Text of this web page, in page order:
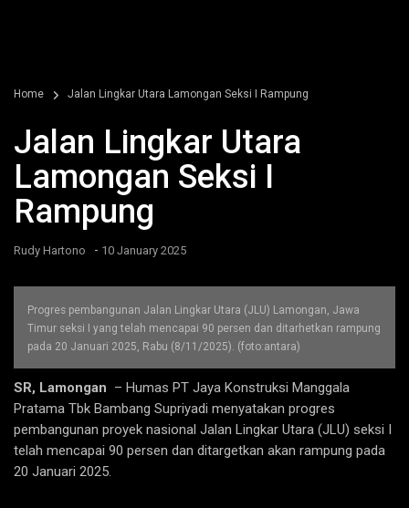
Home Jalan Lingkar Utara Lamongan Seksi I Rampung
Jalan Lingkar Utara
Lamongan Seksi I
Rampung
Rudy Hartono - 10 January 2025
Progres pembangunan Jalan Lingkar Utara (JLU) Lamongan, Jawa
Timur seksi I yang telah mencapai 90 persen dan ditarhetkan rampung
pada 20 Januari 2025, Rabu (8/11/2025). (foto:antara)
SR, Lamongan – Humas PT Jaya Konstruksi Manggala
Pratama Tbk Bambang Supriyadi menyatakan progres
pembangunan proyek nasional Jalan Lingkar Utara (JLU) seksi I
telah mencapai 90 persen dan ditargetkan akan rampung pada
20 Januari 2025.